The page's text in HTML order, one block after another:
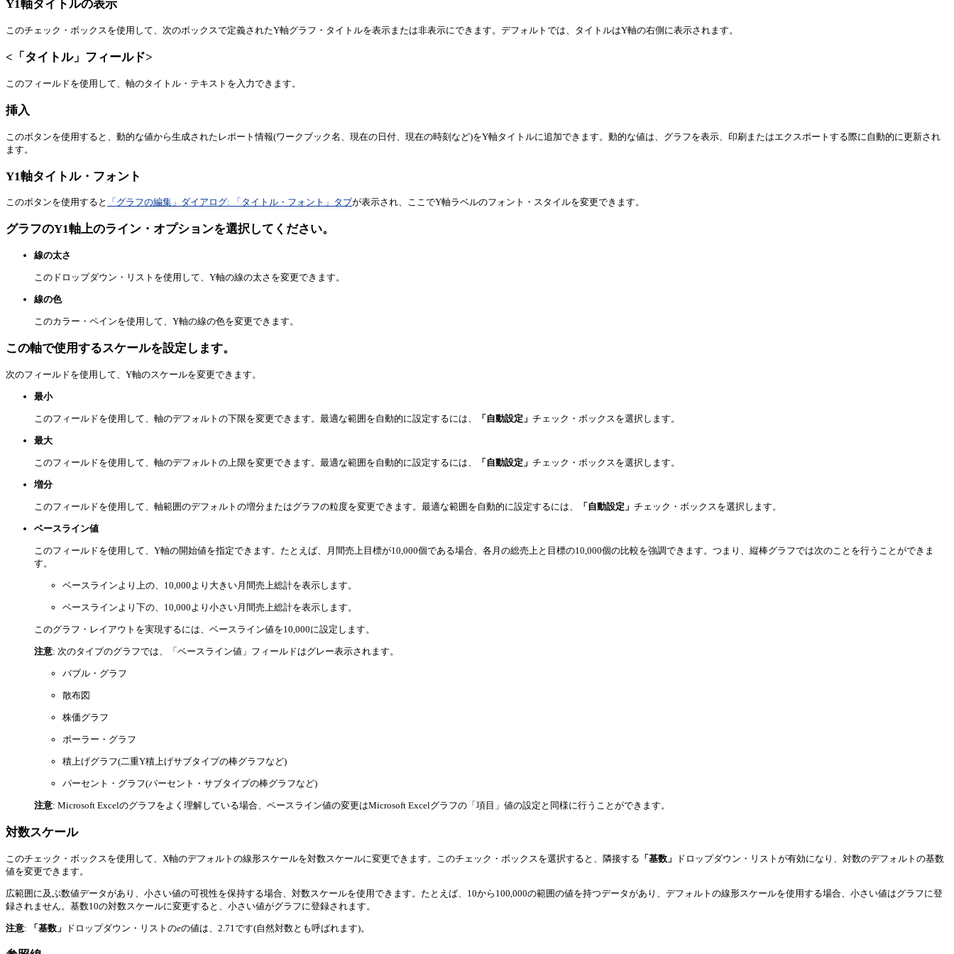
Y1軸タイトルの表示
このチェック・ボックスを使用して、次のボックスで定義されたY軸グラフ・タイトルを表示または非表示にできます。デフォルトでは、タイトルはY軸の右側に表示されます。
<「タイトル」フィールド>
このフィールドを使用して、軸のタイトル・テキストを入力できます。
挿入
このボタンを使用すると、動的な値から生成されたレポート情報(ワークブック名、現在の日付、現在の時刻など)をY軸タイトルに追加できます。動的な値は、グラフを表示、印刷またはエクスポートする際に自動的に更新され
ます。
Y1軸タイトル・フォント
このボタンを使用すると 「グラフの編集」ダイアログ: 「タイトル・フォント」タブが表示され、ここでY軸ラベルのフォント・スタイルを変更できます。
グラフのY1軸上のライン・オプションを選択してください。
線の太さ
このドロップダウン・リストを使用して、Y軸の線の太さを変更できます。
線の色
このカラー・ペインを使用して、Y軸の線の色を変更できます。
この軸で使用するスケールを設定します。
次のフィールドを使用して、Y軸のスケールを変更できます。
最小
このフィールドを使用して、軸のデフォルトの下限を変更できます。最適な範囲を自動的に設定するには、 「自動設定」 チェック・ボックスを選択します。
最大
このフィールドを使用して、軸のデフォルトの上限を変更できます。最適な範囲を自動的に設定するには、 「自動設定」 チェック・ボックスを選択します。
増分
このフィールドを使用して、軸範囲のデフォルトの増分またはグラフの粒度を変更できます。最適な範囲を自動的に設定するには、 「自動設定」 チェック・ボックスを選択します。
ベースライン値
このフィールドを使用して、Y軸の開始値を指定できます。たとえば、月間売上目標が10,000個である場合、各月の総売上と目標の10,000個の比較を強調できます。つまり、縦棒グラフでは次のことを行うことができま
す。
ベースラインより上の、10,000より大きい月間売上総計を表示します。
ベースラインより下の、10,000より小さい月間売上総計を表示します。
このグラフ・レイアウトを実現するには、ベースライン値を10,000に設定します。
注意: 次のタイプのグラフでは、「ベースライン値」フィールドはグレー表示されます。
バブル・グラフ
散布図
株価グラフ
ポーラー・グラフ
積上げグラフ(二重Y積上げサブタイプの棒グラフなど)
パーセント・グラフ(パーセント・サブタイプの棒グラフなど)
注意: Microsoft Excelのグラフをよく理解している場合、ベースライン値の変更はMicrosoft Excelグラフの「項目」値の設定と同様に行うことができます。
対数スケール
このチェック・ボックスを使用して、X軸のデフォルトの線形スケールを対数スケールに変更できます。このチェック・ボックスを選択すると、隣接する 「基数」
ドロップダウン・リストが有効になり、対数のデフォルトの基数
値を変更できます。
広範囲に及ぶ数値データがあり、小さい値の可視性を保持する場合、対数スケールを使用できます。たとえば、10から100,000の範囲の値を持つデータがあり、デフォルトの線形スケールを使用する場合、小さい値はグラフに登
録されません。基数10の対数スケールに変更すると、小さい値がグラフに登録されます。
注意: 「基数」 ドロップダウン・リストのeの値は、2.71です(自然対数とも呼ばれます)。